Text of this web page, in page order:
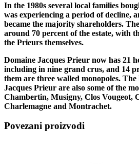
In the 1980s several local families
was experiencing a period of decline,
became the majority shareholders.
around 70 percent of the estate, with
the Prieurs themselves.
Domaine Jacques Prieur now has 21
including in nine grand crus, and 14
them are three walled monopoles.
Jacques Prieur are also some of the
Chambertin, Musigny, Clos Vougeot,
Charlemagne and Montrachet.
Povezani proizvodi